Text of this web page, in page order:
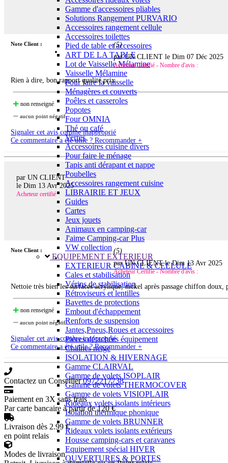
Gamme d'accessoires pliables
Solutions Rangement PURVARIO
Accessoires rangement cellule
Accessoires toilettes
Pied de table et accessoires
ART DE LA TABLE
Lot de Vaisselle Mélamine
Vaisselle Mélamine
Pour faire la vaisselle
Ménagères et couverts
Poêles et casseroles
Popotes
Four OMNIA
Thé ou café
Verres
Accessoires cuisine divers
Pour faire le ménage
Tapis anti dérapant et nappe
Poubelles
Accessoires rangement cuisine
LIBRAIRIE ET JEUX
Guides
Cartes
Jeux jouets
Animaux en camping-car
J'aime Camping-car Plus
VW collection
EQUIPEMENT EXTERIEUR
EXTERIEUR CABINE & CELLULE
Cales et stabilisation
Vérins de stabilisation
Rétroviseurs et lentilles
Bavettes de protections
Embout d'échappement
Renforts de suspension
Jantes,Pneus,Roues et accessoires
Pièces détachées équipement
Chaînes neige
ISOLATION & HIVERNAGE
Gamme CLAIRVAL
Gamme de volets ISOPLAIR
Gamme de volets THERMOCOVER
Gamme de volets VISIOPLAIR
Rideaux volets isolants intérieurs
Isolation thermique phonique
Gamme de volets BRUNNER
Rideaux volets isolants extérieurs
Housse camping-cars et caravanes
Equipement spécial HIVER
OUVERTURES & PORTES
Note Client : (5)
par UN CLIENT leDim 07 Déc 2025
Acheteur Certifié - Nombre d'avis :
Rien à dire, bon rapport qualité prix
non renseigné
aucun point négatif
Signaler cet avis comme inapproprié
Ce commentaire a été utile ? Recommander +
par UN CLIENT
le Dim 13 Avr 2025
Acheteur certifié
Note Client : (5)
par UN CLIENT leDim 13 Avr 2025
Acheteur Certifié - Nombre d'avis :
Nettoie très bien les surfaces acrylique, nickel après passage chiffon doux,
non renseigné
aucun point négatif
Signaler cet avis comme inapproprié
Ce commentaire a été utile ? Recommander +
Contactez un Conseiller0972217738
Paiement en 3X sans frais
Par carte bancaire à partir de 120 €
Livraison dès 2.99 €
en point relais
Modes de livraison